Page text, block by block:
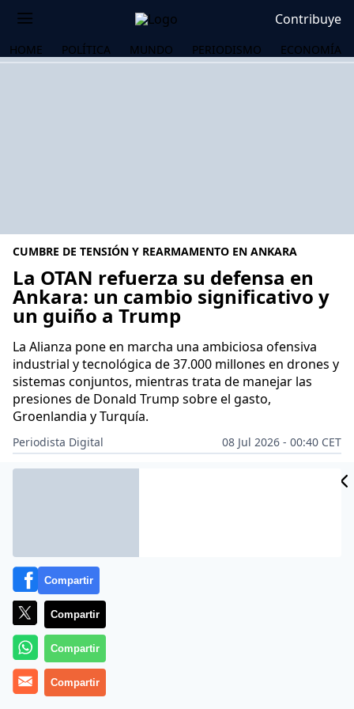
Contribuye
HOME POLÍTICA MUNDO PERIODISMO ECONOMÍA
CUMBRE DE TENSIÓN Y REARMAMENTO EN ANKARA
La OTAN refuerza su defensa en
Ankara: un cambio significativo y
un guiño a Trump
La Alianza pone en marcha una ambiciosa ofensiva
industrial y tecnológica de 37.000 millones en drones y
sistemas conjuntos, mientras trata de manejar las
presiones de Donald Trump sobre el gasto,
Groenlandia y Turquía.
Periodista Digital
08 Jul 2026 - 00:40 CET
Archivado en: MUNDO
Compartir
Compartir
Compartir
Compartir